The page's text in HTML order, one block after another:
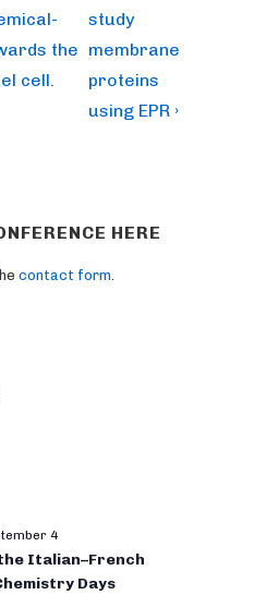
the
cell.
study
membrane
proteins
using EPR ›
HERE
contact form.
4
Italian–French
Days